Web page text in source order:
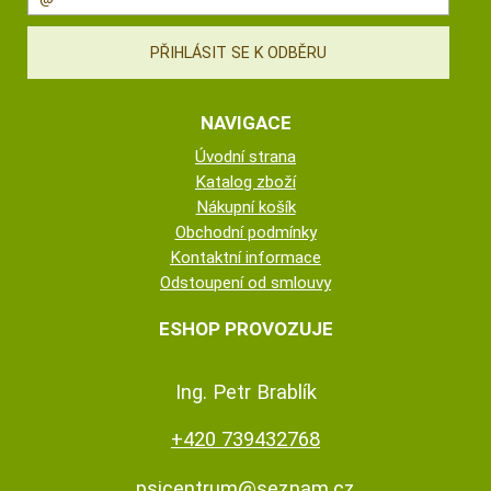
NAVIGACE
Úvodní strana
Katalog zboží
Nákupní košík
Obchodní podmínky
Kontaktní informace
Odstoupení od smlouvy
ESHOP PROVOZUJE
Ing. Petr Brablík
+420 739432768